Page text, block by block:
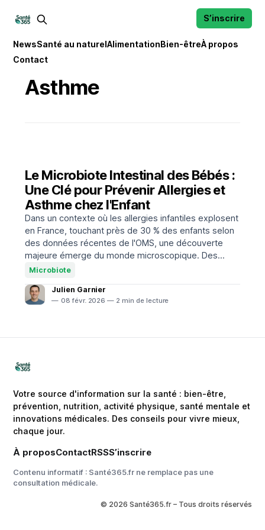
NewsSanté au naturelAlimentationBien-êtreÀ propos
Contact
S’inscrire
Asthme
Le Microbiote Intestinal des Bébés :
Une Clé pour Prévenir Allergies et
Asthme chez l'Enfant
Dans un contexte où les allergies infantiles explosent
en France, touchant près de 30 % des enfants selon
des données récentes de l'OMS, une découverte
majeure émerge du monde microscopique. Des
chercheurs ont identifié dans le microbiote intestinal
spécifiques qui pourraient freiner
Microbiote
Julien Garnier
08 févr. 2026 — 2 min de lecture
Votre source d'information sur la santé : bien-être,
prévention, nutrition, activité physique, santé mentale et
innovations médicales. Des conseils pour vivre mieux,
chaque jour.
À proposContactRSSS’inscrire
Contenu informatif : Santé365.fr ne remplace pas une
consultation médicale.
© 2026 Santé365.fr – Tous droits réservés